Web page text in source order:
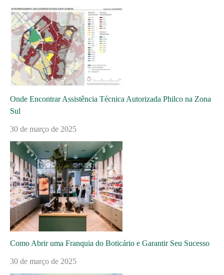
Onde Encontrar Assistência Técnica Autorizada Philco na Zona
Sul
30 de março de 2025
Como Abrir uma Franquia do Boticário e Garantir Seu Sucesso
30 de março de 2025